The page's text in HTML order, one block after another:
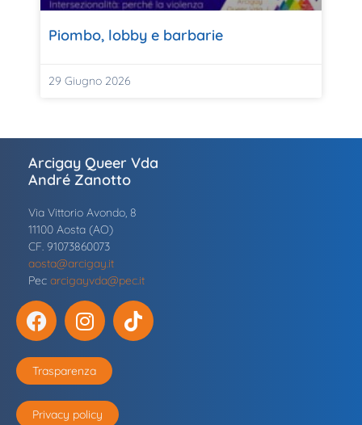
Piombo, lobby e barbarie
29 Giugno 2026
Arcigay Queer Vda
André Zanotto
Via Vittorio Avondo, 8
11100 Aosta (AO)
CF. 91073860073
aosta@arcigay.it
Pec arcigayvda@pec.it
Trasparenza
Privacy policy